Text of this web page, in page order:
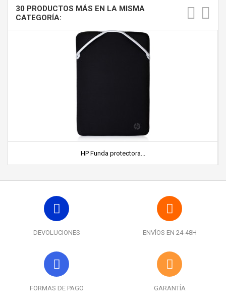
30 PRODUCTOS MÁS EN LA MISMA
CATEGORÍA:
HP Funda protectora...
DEVOLUCIONES ENVÍOS EN 24-48H
FORMAS DE PAGO GARANTÍA